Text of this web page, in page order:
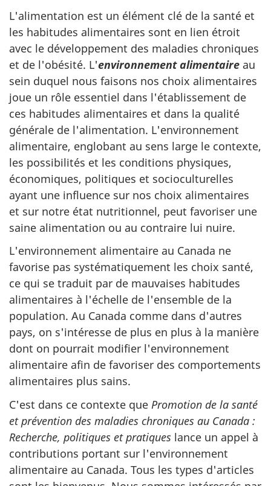
L'alimentation est un élément clé de la santé et
les habitudes alimentaires sont en lien étroit
avec le développement des maladies chroniques
et de l'obésité. L'environnement alimentaire au
sein duquel nous faisons nos choix alimentaires
joue un rôle essentiel dans l'établissement de
ces habitudes alimentaires et dans la qualité
générale de l'alimentation. L'environnement
alimentaire, englobant au sens large le contexte,
les possibilités et les conditions physiques,
économiques, politiques et socioculturelles
ayant une influence sur nos choix alimentaires
et sur notre état nutritionnel, peut favoriser une
saine alimentation ou au contraire lui nuire.
L'environnement alimentaire au Canada ne
favorise pas systématiquement les choix santé,
ce qui se traduit par de mauvaises habitudes
alimentaires à l'échelle de l'ensemble de la
population. Au Canada comme dans d'autres
pays, on s'intéresse de plus en plus à la manière
dont on pourrait modifier l'environnement
alimentaire afin de favoriser des comportements
alimentaires plus sains.
C'est dans ce contexte que Promotion de la santé
et prévention des maladies chroniques au Canada :
Recherche, politiques et pratiques lance un appel à
contributions portant sur l'environnement
alimentaire au Canada. Tous les types d'articles